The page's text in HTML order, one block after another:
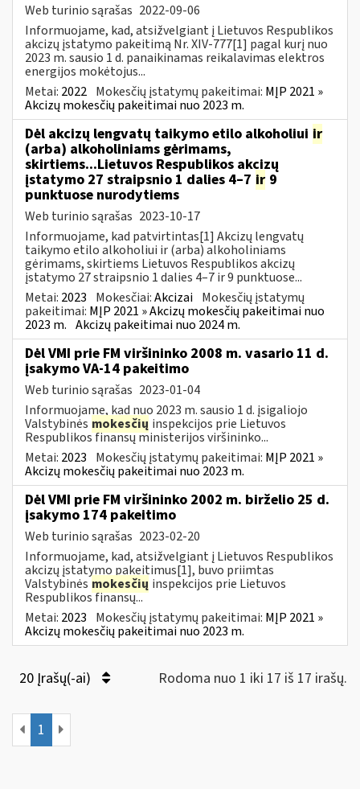
Web turinio sąrašas 2022-09-06
Informuojame, kad, atsižvelgiant į Lietuvos Respublikos
akcizų įstatymo pakeitimą Nr. XIV-777[1] pagal kurį nuo
2023 m. sausio 1 d. panaikinamas reikalavimas elektros
energijos mokėtojus...
Metai: 2022 Mokesčių įstatymų pakeitimai: MĮP 2021 »
Akcizų mokesčių pakeitimai nuo 2023 m.
Dėl akcizų lengvatų taikymo etilo alkoholiui ir
(arba) alkoholiniams gėrimams,
skirtiems...Lietuvos Respublikos akcizų
įstatymo 27 straipsnio 1 dalies 4–7 ir 9
punktuose nurodytiems
Web turinio sąrašas 2023-10-17
Informuojame, kad patvirtintas[1] Akcizų lengvatų
taikymo etilo alkoholiui ir (arba) alkoholiniams
gėrimams, skirtiems Lietuvos Respublikos akcizų
įstatymo 27 straipsnio 1 dalies 4–7 ir 9 punktuose...
Metai: 2023 Mokesčiai:Akcizai Mokesčių įstatymų
pakeitimai: MĮP 2021 » Akcizų mokesčių pakeitimai nuo
2023 m. Akcizų pakeitimai nuo 2024 m.
Dėl VMI prie FM viršininko 2008 m. vasario 11 d.
įsakymo VA-14 pakeitimo
Web turinio sąrašas 2023-01-04
Informuojame, kad nuo 2023 m. sausio 1 d. įsigaliojo
Valstybinės mokesčių inspekcijos prie Lietuvos
Respublikos finansų ministerijos viršininko...
Metai: 2023 Mokesčių įstatymų pakeitimai: MĮP 2021 »
Akcizų mokesčių pakeitimai nuo 2023 m.
Dėl VMI prie FM viršininko 2002 m. birželio 25 d.
įsakymo 174 pakeitimo
Web turinio sąrašas 2023-02-20
Informuojame, kad, atsižvelgiant į Lietuvos Respublikos
akcizų įstatymo pakeitimus[1], buvo priimtas
Valstybinės mokesčių inspekcijos prie Lietuvos
Respublikos finansų...
Metai: 2023 Mokesčių įstatymų pakeitimai: MĮP 2021 »
Akcizų mokesčių pakeitimai nuo 2023 m.
20 Įrašų(-ai) Rodoma nuo 1 iki 17 iš 17 irašų.
1